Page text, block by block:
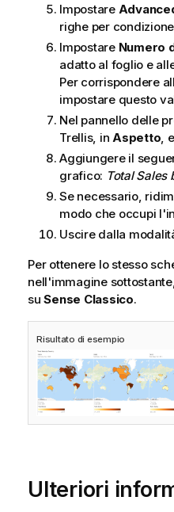
Impostare
righe per
Impostare Numero
adatto al foglio e
Per corrispondere
impostare questo
Nel pannello delle
Trellis, in Aspetto,
Aggiungere il
grafico: Total Sales
Se necessario,
modo che occupi
Uscire dalla
Per ottenere lo stesso
nell'immagine
suSense Classico.
Risultato di esempio
Ulteriori